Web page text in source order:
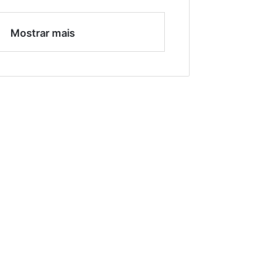
Mostrar mais